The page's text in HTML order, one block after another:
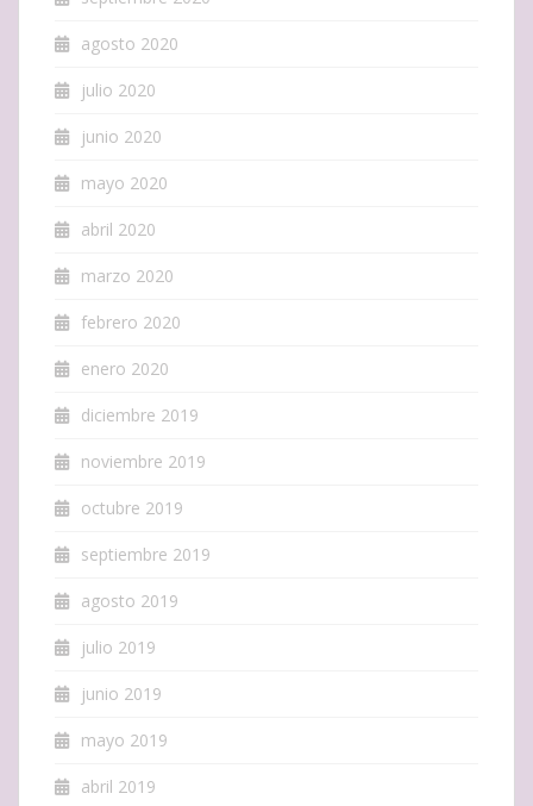
agosto 2020
julio 2020
junio 2020
mayo 2020
abril 2020
marzo 2020
febrero 2020
enero 2020
diciembre 2019
noviembre 2019
octubre 2019
septiembre 2019
agosto 2019
julio 2019
junio 2019
mayo 2019
abril 2019